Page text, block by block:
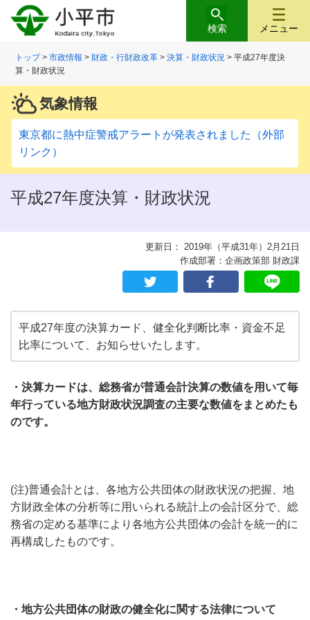
メニュー
検索
トップ>市政情報 >財政・行財政改革 >決算・財政状況 > 平成27年度決
算・財政状況
気象情報
東京都に熱中症警戒アラートが発表されました（外部
リンク）
平成27年度決算・財政状況
更新日： 2019年（平成31年）2月21日
作成部署：企画政策部 財政課
平成27年度の決算カード、健全化判断比率・資金不足
比率について、お知らせいたします。
・決算カードは、総務省が普通会計決算の数値を用いて毎
年行っている地方財政状況調査の主要な数値をまとめたも
のです。
(注)普通会計とは、各地方公共団体の財政状況の把握、地
方財政全体の分析等に用いられる統計上の会計区分で、総
務省の定める基準により各地方公共団体の会計を統一的に
再構成したものです。
・地方公共団体の財政の健全化に関する法律について